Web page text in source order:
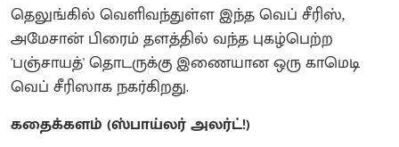
தெலுங்கில் வெளிவந்துள்ள இந்த வெப் சீரிஸ்,
அமேசான் பிரைம் தளத்தில் வந்த புகழ்பெற்ற
'பஞ்சாயத்' தொடருக்கு இணையான ஒரு காமெடி
வெப் சீரிஸாக நகர்கிறது.
கதைக்களம் (ஸ்பாய்லர் அலர்ட்!)